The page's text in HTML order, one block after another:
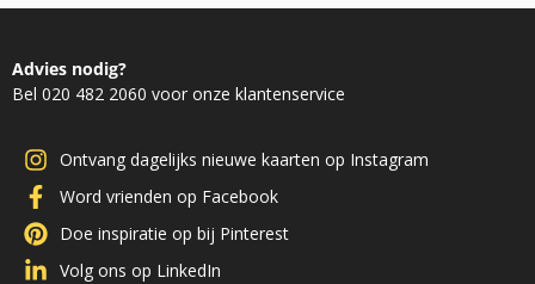
Advies nodig?
Bel 020 482 2060 voor onze klantenservice
Ontvang dagelijks nieuwe kaarten op Instagram
Word vrienden op Facebook
Doe inspiratie op bij Pinterest
Volg ons op LinkedIn